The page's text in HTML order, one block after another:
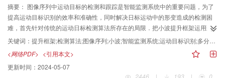
摘要： 图像序列中运动目标的检测和跟踪是智能监测系统中的重要问题，为了
提高运动目标识别的效率和准确性，同时解决日标运动中的形变造成的检测困
难，首先针对传统的运动日标检测算法所存在的局限．把小波提升框架运用到
运动目标的检测中，然后充分利用小波的多分辨率特性和提升框架可以直接在
时空域内设计的优点，再结合可变模板方法，提出了一种新的基于小波提升框
架的运动目标检测算法。实验结果表明，新方法较好地解决了目标运动中因形
变造成的检测困难，并提高了检测效率和速度。
关键词： 提升框架;检测算法;图像序列;小波;智能监测系统;运动目标识别;多分辨率;充分利用;可变模板;目标运动;检测效率;准确性;时空域;形变
<网络PDF> <引用本文>
更新时间： 2024-05-07
2446
| 193 | 0